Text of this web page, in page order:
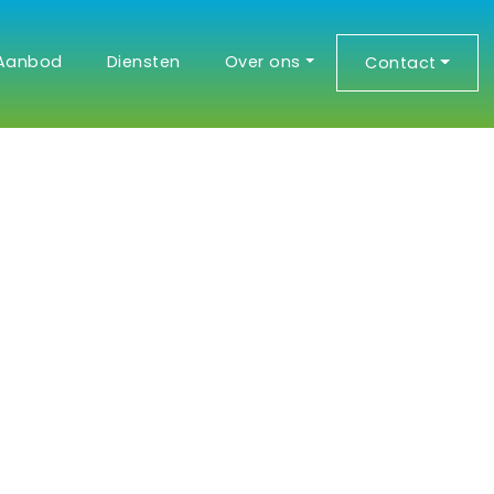
Diensten Over ons Contact